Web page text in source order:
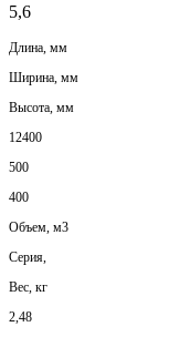
5,6
Длина, мм
Ширина, мм
Высота, мм
12400
500
400
Объем, м3
Серия,
Вес, кг
2,48